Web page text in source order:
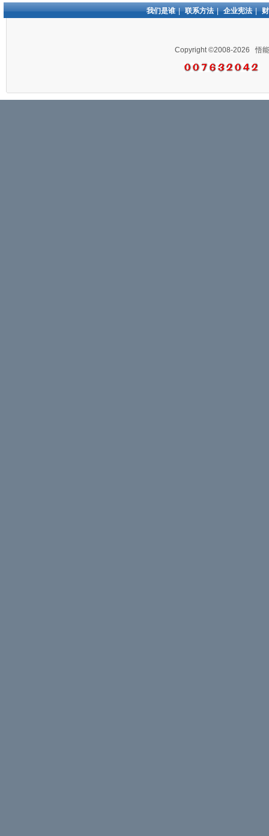
Copyright ©2008-2026 悟
我们是谁 | 联系方法 | 企业宪法 |